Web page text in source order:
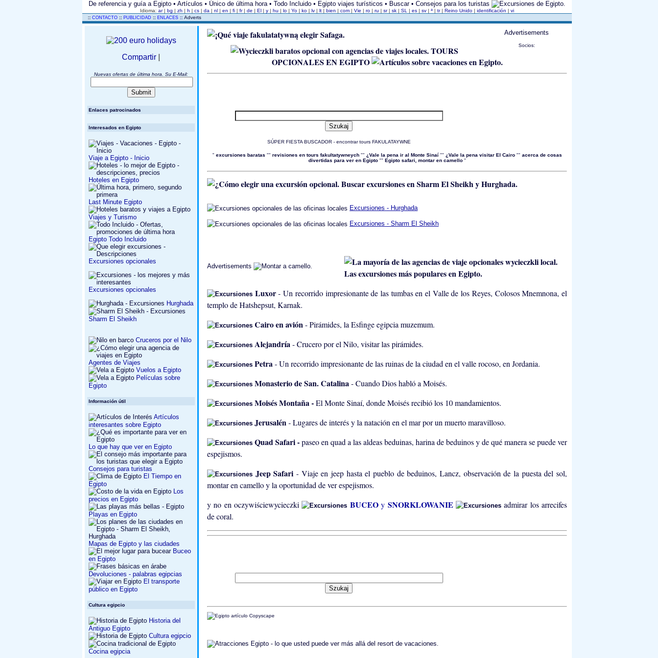
De referencia y guía a Egipto • Artículos • Único de última hora • Todo Incluido • Egipto viajes turísticos • Buscar • Consejos para los turistas
Idioma: ar | bg | zh | h | cs | da | nl | en | fi | fr | de | El | y | hu | lo | Yo | ko | lv | lt | bien | com | Vie | ro | ru | sr | sk | SL | es | sv | ª | tr | Reino Unido | identificación | vi
:: CONTACTO :: PUBLICIDAD :: ENLACES :: Adverts
Compartir
Nuevas ofertas de última hora. Su E-Mail:
Enlaces patrocinados
Interesados ​​en Egipto
Viaje a Egipto - Inicio
Hoteles en Egipto
Last Minute Egipto
Viajes y Turismo
Egipto Todo Incluido
Excursiones opcionales
Excursiones opcionales
Hurghada
Sharm El Sheikh
Cruceros por el Nilo
Agentes de Viajes
Vuelos a Egipto
Películas sobre
Egipto
Información útil
Artículos
interesantes sobre Egipto
Lo que hay que ver en Egipto
Consejos para turistas
El Tiempo en
Egipto
Los
precios en Egipto
Playas en Egipto
Mapas de Egipto y las ciudades
Buceo
en Egipto
Devoluciones - palabras egipcias
El transporte
público en Egipto
Cultura egipcio
Historia del
Antiguo Egipto
Cultura egipcio
Cocina egipcia
Advertisements
Socios:
TOURS
OPCIONALES EN EGIPTO
SÚPER FIESTA BUSCADOR - encontrar tours FAKULATAYWNE
" excursiones baratas "" revisiones en tours fakultatywneych "" ¿Vale la pena ir al Monte Sinaí "" ¿Vale la pena visitar El Cairo "" acerca de cosas
divertidas para ver en Egipto "" Egipto safari, montar en camello "
Buscar excursiones en Sharm El Sheikh y Hurghada.
Excursiones - Hurghada
Excursiones - Sharm El Sheikh
Advertisements
Las excursiones más populares en Egipto.
Luxor- Un recorrido impresionante de las tumbas en el Valle de los Reyes, Colosos Mnemnona, el
templo de Hatshepsut, Karnak.
Cairo en avión- Pirámides, la Esfinge egipcia muzemum.
Alejandría- Crucero por el Nilo, visitar las pirámides.
Petra- Un recorrido impresionante de las ruinas de la ciudad en el valle rocoso, en Jordania.
Monasterio de San. Catalina- Cuando Dios habló a Moisés.
Moisés Montaña -El Monte Sinaí, donde Moisés recibió los 10 mandamientos.
Jerusalén- Lugares de interés y la natación en el mar por un muerto maravilloso.
Quad Safari -paseo en quad a las aldeas beduinas, harina de beduinos y de qué manera se puede ver
espejismos.
Jeep Safari - Viaje en jeep hasta el pueblo de beduinos, Lancz, observación de la puesta del sol,
montar en camello y la oportunidad de ver espejismos.
y no en oczywiściewycieczki
BUCEOy SNORKLOWANIE
admirar los arrecifes
de coral.